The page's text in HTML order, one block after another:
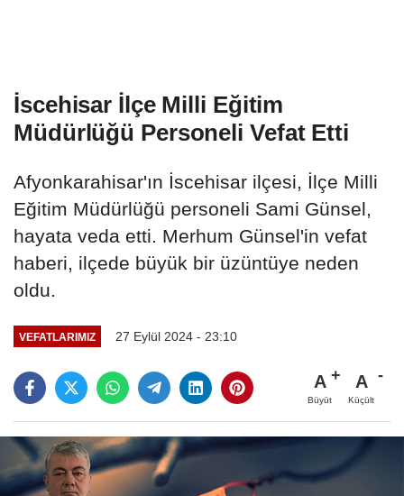
İscehisar İlçe Milli Eğitim
Müdürlüğü Personeli Vefat Etti
Afyonkarahisar'ın İscehisar ilçesi, İlçe Milli
Eğitim Müdürlüğü personeli Sami Günsel,
hayata veda etti. Merhum Günsel'in vefat
haberi, ilçede büyük bir üzüntüye neden
oldu.
VEFATLARIMIZ 27 Eylül 2024 - 23:10
A
Büyüt
A
Küçült